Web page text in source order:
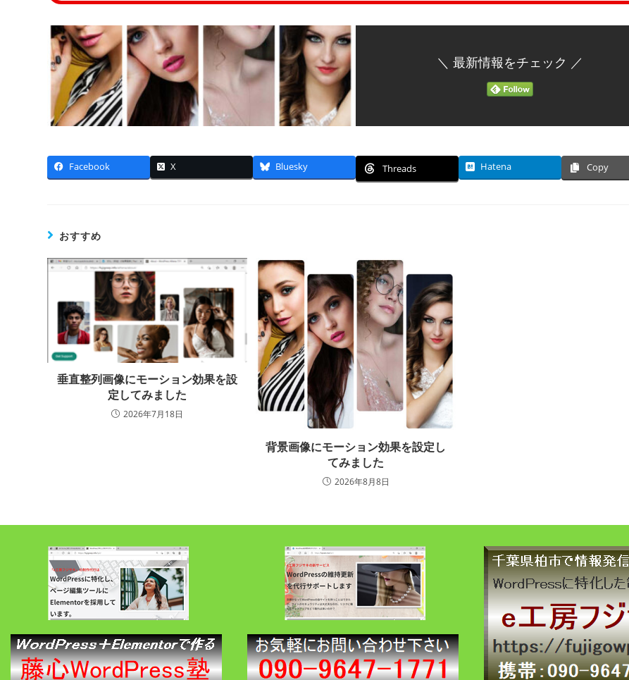
＼ 最新情報をチェック ／
Facebook X Bluesky Threads Hatena Copy
おすすめ
垂直整列画像にモーション効果を設
定してみました
2026年7月18日
背景画像にモーション効果を設定し
てみました
2026年8月8日